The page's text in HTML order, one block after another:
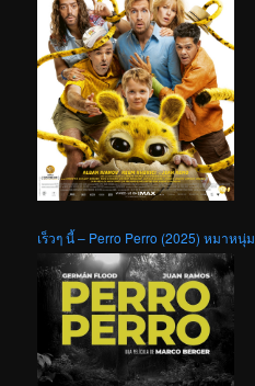
เร็วๆ นี้ – Perro Perro (2025) หมาหนุ่ม